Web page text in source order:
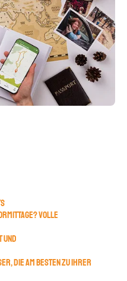
VOLLE
UND
DIE AM BESTEN ZU IHRER